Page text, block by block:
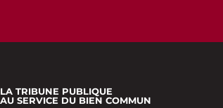
LA TRIBUNE PUBLIQUE
AU SERVICE DU BIEN COMMUN